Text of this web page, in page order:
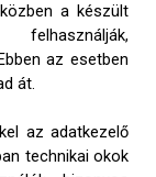
a készült
felhasználják,
az esetben
át.
az adatkezelő
technikai okok